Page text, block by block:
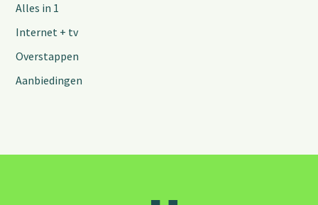
Alles in 1
Internet + tv
Overstappen
Aanbiedingen